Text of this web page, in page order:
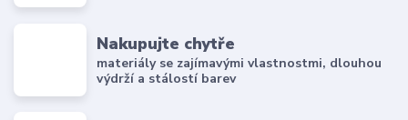
Nakupujte chytře
materiály se zajímavými vlastnostmi, dlouhou
výdrží a stálostí barev